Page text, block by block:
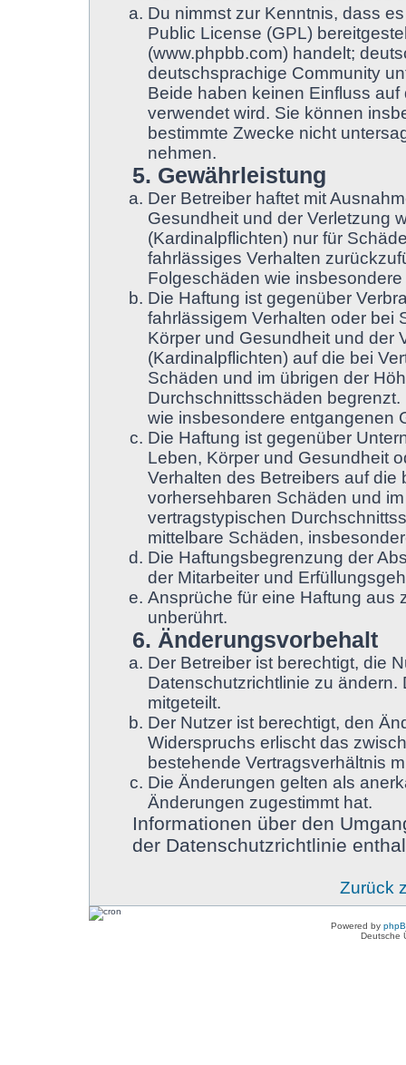
Du nimmst zur Kenntnis, dass
Public License (GPL)
(www.phpbb.com) handelt;
deutschsprachige Community
Beide haben keinen Einfluss
verwendet wird. Sie können
bestimmte Zwecke nicht
nehmen.
5. Gewährleistung
Der Betreiber haftet mit
Gesundheit und der Verletzung
(Kardinalpflichten) nur für
fahrlässiges Verhalten
Folgeschäden wie
Die Haftung ist gegenüber
fahrlässigem Verhalten oder bei
Körper und Gesundheit und der
(Kardinalpflichten) auf die bei
Schäden und im übrigen der
Durchschnittsschäden
wie insbesondere entgangenen
Die Haftung ist gegenüber
Leben, Körper und Gesundheit
Verhalten des Betreibers auf
vorhersehbaren Schäden und
vertragstypischen
mittelbare Schäden,
Die Haftungsbegrenzung der
der Mitarbeiter und
Ansprüche für eine Haftung aus
unberührt.
6. Änderungsvorbehalt
Der Betreiber ist berechtigt, die
Datenschutzrichtlinie zu ändern.
mitgeteilt.
Der Nutzer ist berechtigt, den
Widerspruchs erlischt das
bestehende Vertragsverhältnis
Die Änderungen gelten als
Änderungen zugestimmt hat.
Informationen über den
der Datenschutzrichtlinie
Zurück
Powered by
Deutsche